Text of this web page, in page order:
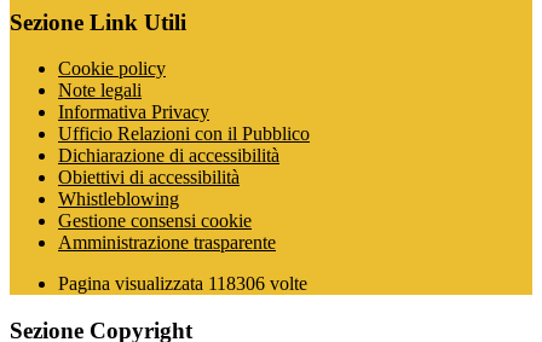
Sezione Link Utili
Cookie policy
Note legali
Informativa Privacy
Ufficio Relazioni con il Pubblico
Dichiarazione di accessibilità
Obiettivi di accessibilità
Whistleblowing
Gestione consensi cookie
Amministrazione trasparente
Pagina visualizzata 118306 volte
Sezione Copyright